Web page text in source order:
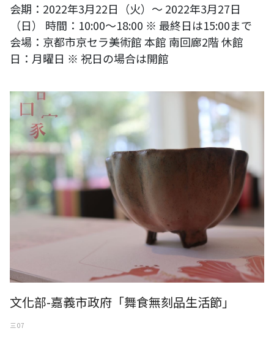
会期：2022年3月22日（火）～ 2022年3月27日
（日） 時間：10:00～18:00 ※ 最終日は15:00まで
会場：京都市京セラ美術館 本館 南回廊2階 休館
日：月曜日 ※ 祝日の場合は開館
文化部-嘉義市政府「舞食無刻品生活節」
文化部-嘉義市政府「舞食無刻品生活節」
三 07